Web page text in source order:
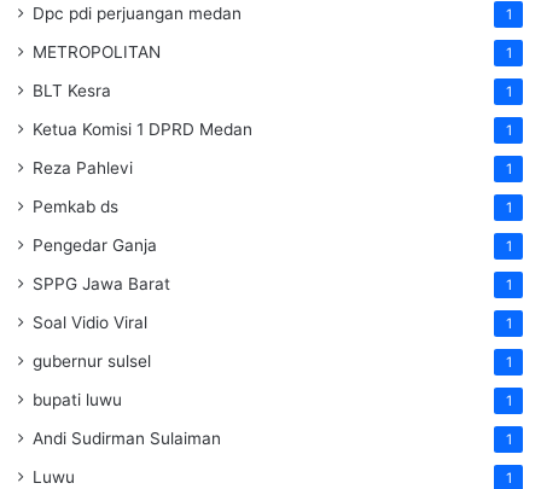
Dpc pdi perjuangan medan 1
METROPOLITAN 1
BLT Kesra 1
Ketua Komisi 1 DPRD Medan 1
Reza Pahlevi 1
Pemkab ds 1
Pengedar Ganja 1
SPPG Jawa Barat 1
Soal Vidio Viral 1
gubernur sulsel 1
bupati luwu 1
Andi Sudirman Sulaiman 1
Luwu 1